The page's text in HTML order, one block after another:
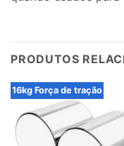
PRODUTOS
16kg Força de tração